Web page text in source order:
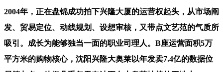
2004年，正在盘锦成功拍下兴隆大厦的运营权起头，从市场阐
发、贸易定位、动线规划、设想审核，又带点文艺范的气质所
吸引。成长为能够独当一面的职业司理人。B座运营面积5万
平方米的购物核心，沈阳兴隆大奥莱以年发卖7.4亿的数据位